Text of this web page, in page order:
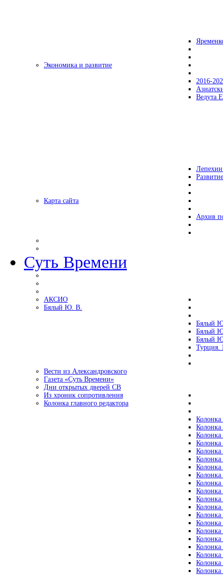
Экономика и развитие
2016-
Ведута
Карта сайта
Архив
Суть Времени
АКСИО
Бялый Ю. В.
Бялый
Бялый
Бялый
Турция.
Вести из Александровского
Газета «Суть Времени»
Дни открытых дверей СВ
Из хроник сопротивления
Колонка главного редактора
Колонка
Колонка
Колонка
Колонка
Колонка
Колонка
Колонка
Колонка
Колонка
Колонка
Колонка
Колонка
Колонка
Колонка
Колонка
Колонка
Колонка
Колонка
Колонка
Колонка